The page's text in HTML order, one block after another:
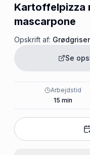
Kartoffelpizza
mascarpone
Opskrift af:
Se
Arbejdstid
15 min